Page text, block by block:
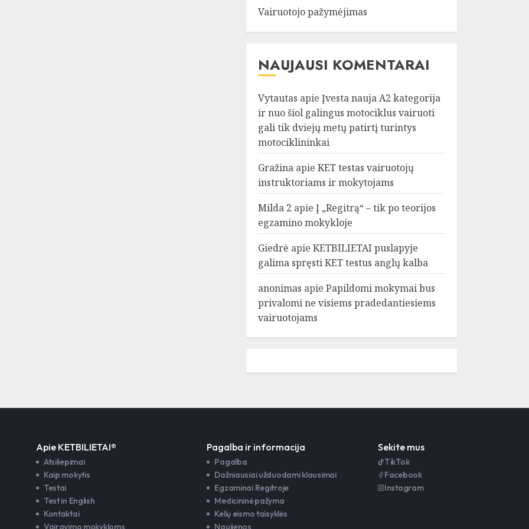
Vairuotojo pažymėjimas
NAUJAUSI KOMENTARAI
Vytautas apieĮvesta nauja A2 kategorija
ir nuo šiol galingus motociklus vairuoti
gali tik dviejų metų patirtį turintys
motociklininkai
Gražina apieKET testas vairuotojų
instruktoriams ir mokytojams
Milda 2 apieĮ „Regitrą“ – tik po teorijos
egzamino mokykloje
Giedrė apieKETBILIETAI puslapyje
galima spręsti KET testus anglų kalba
anonimas apiePapildomi mokymai bus
privalomi ne visiems pradedantiesiems
vairuotojams
Apie KETBILIETAI®
Atsiliepimai
Kaip mokytis
Testai
Test in English
Kontaktai
Vairavimo mokykloms
Pagalba ir informacija
Pagalba
Dažniausiai užduodami klausimai
Egzaminai Regitroje
Medicininė pažyma
Kelių eismo taisyklės
Naujienos
Sekite mus
TikTok
Facebook
Instagram